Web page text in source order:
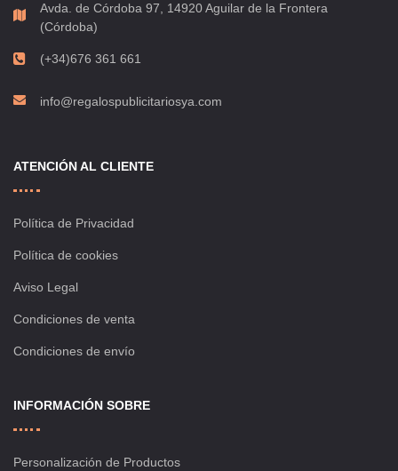
Avda. de Córdoba 97, 14920 Aguilar de la Frontera
(Córdoba)
(+34)676 361 661
info@regalospublicitariosya.com
ATENCIÓN AL CLIENTE
Política de Privacidad
Política de cookies
Aviso Legal
Condiciones de venta
Condiciones de envío
INFORMACIÓN SOBRE
Personalización de Productos